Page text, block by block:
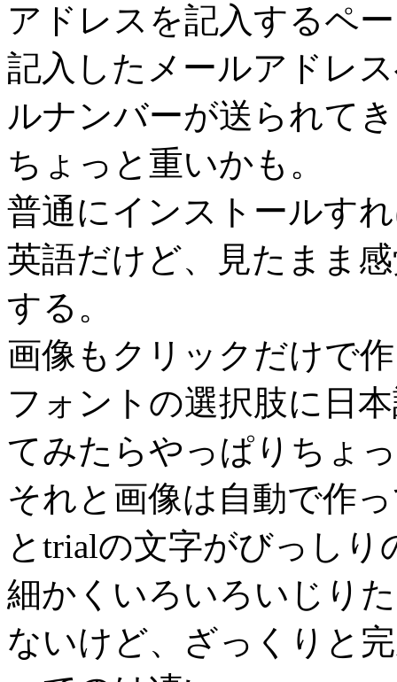
アドレスを記入するペ
記入したメールアドレ
ルナンバーが送られて
ちょっと重いかも。
普通にインストールす
英語だけど、見たまま
する。
画像もクリックだけで
フォントの選択肢に日
てみたらやっぱりちょ
それと画像は自動で作
とtrialの文字がびっしり
細かくいろいろいじり
ないけど、ざっくりと